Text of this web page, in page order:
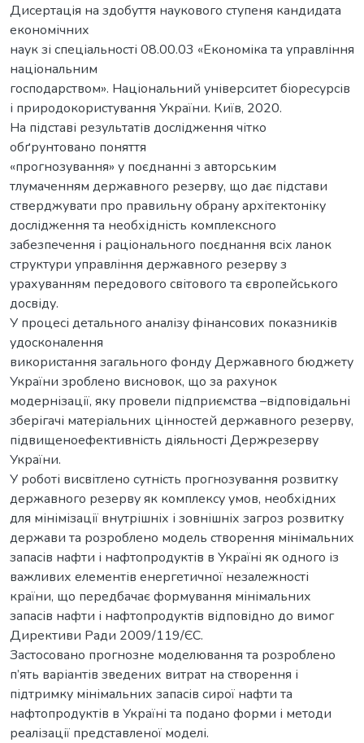
Дисертація на здобуття наукового ступеня кандидата
економічних
наук зі спеціальності 08.00.03 «Економіка та управління
національним
господарством». Національний університет біоресурсів
і природокористування України. Київ, 2020.
На підставі результатів дослідження чітко
обґрунтовано поняття
«прогнозування» у поєднанні з авторським
тлумаченням державного резерву, що дає підстави
стверджувати про правильну обрану архітектоніку
дослідження та необхідність комплексного
забезпечення і раціонального поєднання всіх ланок
структури управління державного резерву з
урахуванням передового світового та європейського
досвіду.
У процесі детального аналізу фінансових показників
удосконалення
використання загального фонду Державного бюджету
України зроблено висновок, що за рахунок
модернізації, яку провели підприємства –відповідальні
зберігачі матеріальних цінностей державного резерву,
підвищеноефективність діяльності Держрезерву
України.
У роботі висвітлено сутність прогнозування розвитку
державного резерву як комплексу умов, необхідних
для мінімізації внутрішніх і зовнішніх загроз розвитку
держави та розроблено модель створення мінімальних
запасів нафти і нафтопродуктів в Україні як одного із
важливих елементів енергетичної незалежності
країни, що передбачає формування мінімальних
запасів нафти і нафтопродуктів відповідно до вимог
Директиви Ради 2009/119/ЄC.
Застосовано прогнозне моделювання та розроблено
п’ять варіантів зведених витрат на створення і
підтримку мінімальних запасів сирої нафти та
нафтопродуктів в Україні та подано форми і методи
реалізації представленої моделі.